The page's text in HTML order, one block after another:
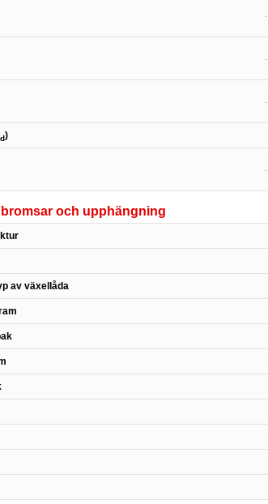
d)
och upphängning
av växellåda